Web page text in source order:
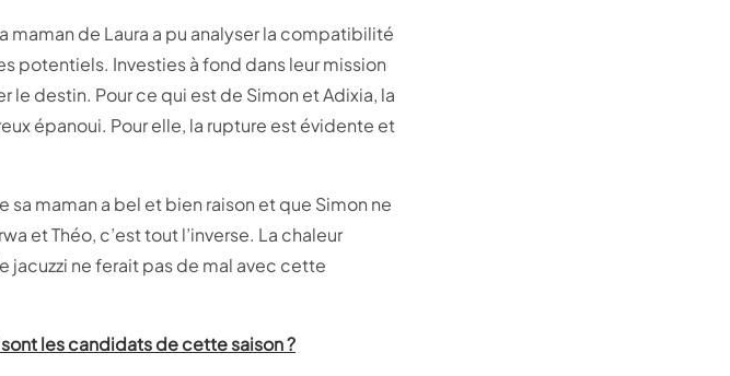
maman de Laura a pu analyser la compatibilité
potentiels. Investies à fond dans leur mission
le destin. Pour ce qui est de Simon et Adixia, la
épanoui. Pour elle, la rupture est évidente et
sa maman a bel et bien raison et que Simon ne
et Théo, c’est tout l’inverse. La chaleur
jacuzzi ne ferait pas de mal avec cette
les candidats de cette saison ?